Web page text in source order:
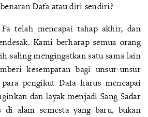
Dafa atau diri sendiri?
Fa telah mencapai tahap akhir, dan
Kami berharap semua orang
saling mengingatkan satu sama lain
kesempatan bagi unsur-unsur
pengikut Dafa harus mencapai
dan layak menjadi Sang Sadar
di alam semesta yang baru, bukan